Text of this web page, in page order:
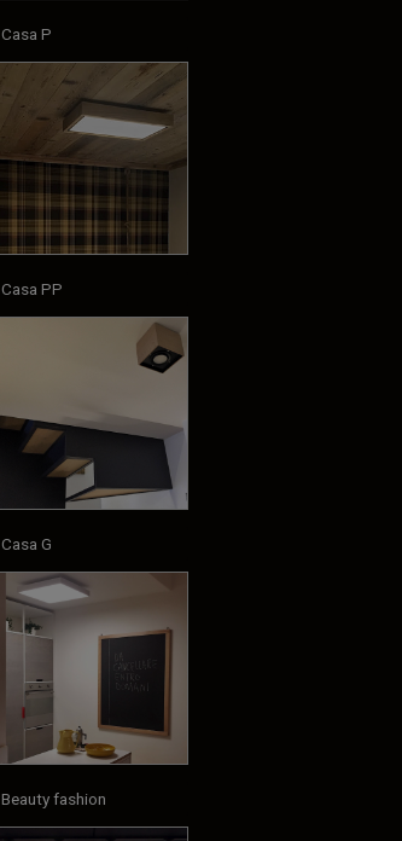
Casa P
Casa PP
Casa G
Beauty fashion